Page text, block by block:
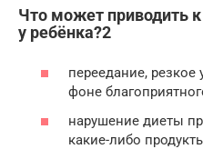
Что может приводить
у ребёнка?2
переедание, резкое
фоне
нарушение диеты
какие-либо